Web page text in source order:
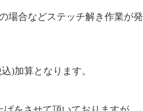
場合などステッチ解き作業が発
)加算となります。